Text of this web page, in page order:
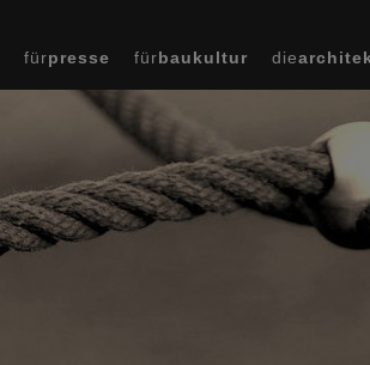
fürpresse fürbaukultur die